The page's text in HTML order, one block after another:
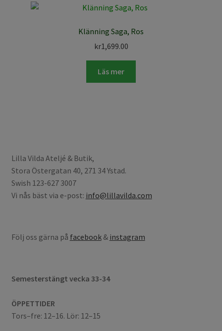
Klänning Saga, Ros
kr1,699.00
Läs mer
Lilla Vilda Ateljé & Butik,
Stora Östergatan 40, 271 34 Ystad.
Swish 123-627 3007
Vi nås bäst via e-post: info@lillavilda.com
Följ oss gärna på facebook& instagram
Semesterstängt vecka 33-34
ÖPPETTIDER
Tors–fre: 12–16. Lör: 12–15